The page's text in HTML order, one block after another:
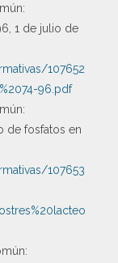
1 de julio de
107652
96.pdf
de fosfatos en
107653